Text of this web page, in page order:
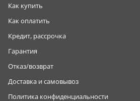
Как купить
Как оплатить
Кредит, рассрочка
Гарантия
Отказ/возврат
Доставка и самовывоз
Политика конфиденциальности